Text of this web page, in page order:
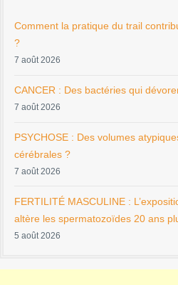
Comment la pratique du trail
?
7 août 2026
CANCER : Des bactéries qui
7 août 2026
PSYCHOSE : Des volumes
cérébrales ?
7 août 2026
FERTILITÉ MASCULINE :
altère les spermatozoïdes 20 ans
5 août 2026